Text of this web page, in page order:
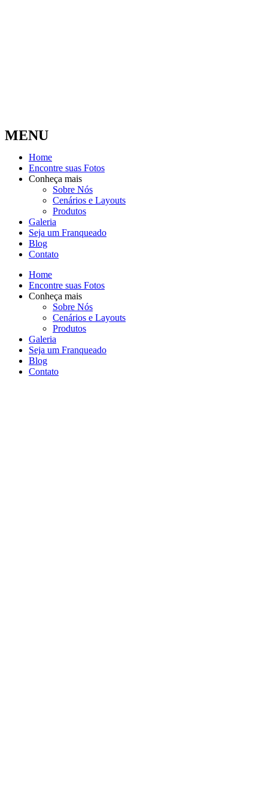
MENU
Home
Encontre suas Fotos
Conheça mais
Sobre Nós
Cenários e Layouts
Produtos
Galeria
Seja um Franqueado
Blog
Contato
Home
Encontre suas Fotos
Conheça mais
Sobre Nós
Cenários e Layouts
Produtos
Galeria
Seja um Franqueado
Blog
Contato